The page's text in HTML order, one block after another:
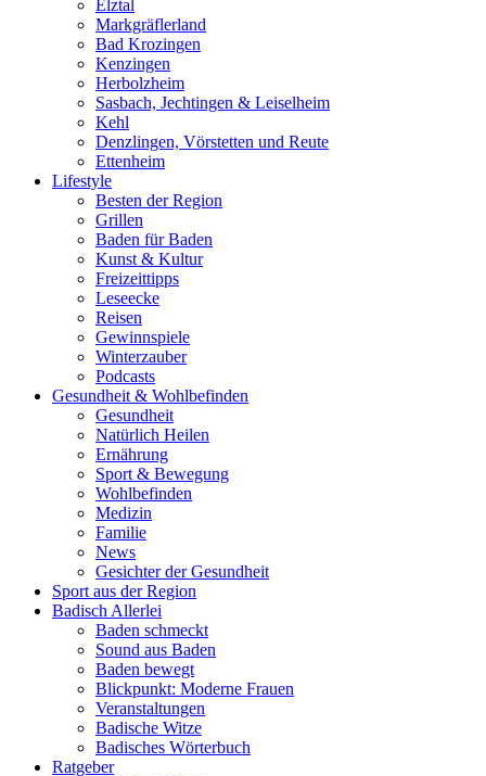
Elztal
Markgräflerland
Bad Krozingen
Kenzingen
Herbolzheim
Sasbach, Jechtingen & Leiselheim
Kehl
Denzlingen, Vörstetten und Reute
Ettenheim
Lifestyle
Besten der Region
Grillen
Baden für Baden
Kunst & Kultur
Freizeittipps
Leseecke
Reisen
Gewinnspiele
Winterzauber
Podcasts
Gesundheit & Wohlbefinden
Gesundheit
Natürlich Heilen
Ernährung
Sport & Bewegung
Wohlbefinden
Medizin
Familie
News
Gesichter der Gesundheit
Sport aus der Region
Badisch Allerlei
Baden schmeckt
Sound aus Baden
Baden bewegt
Blickpunkt: Moderne Frauen
Veranstaltungen
Badische Witze
Badisches Wörterbuch
Ratgeber